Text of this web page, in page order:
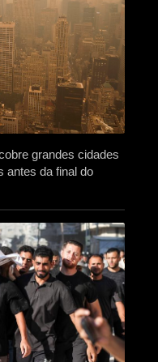
grandes cidades
antes da final do